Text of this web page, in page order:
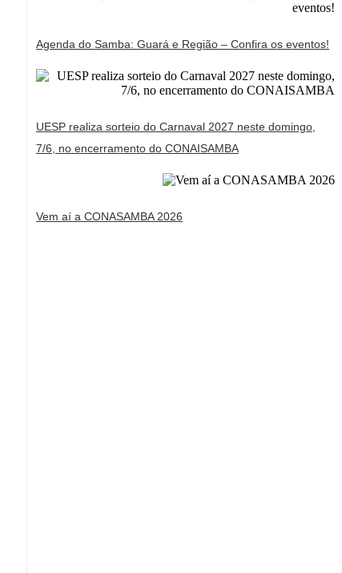
Agenda do Samba: Guará e Região – Confira os eventos!
UESP realiza sorteio do Carnaval 2027 neste domingo,
7/6, no encerramento do CONAISAMBA
Vem aí a CONASAMBA 2026